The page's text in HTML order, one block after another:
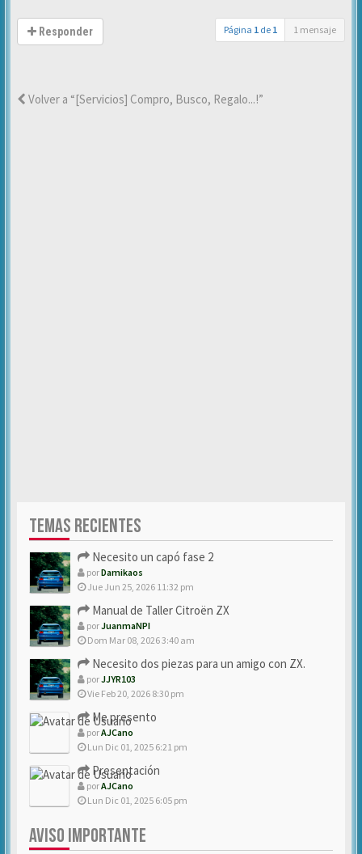
Responder Página 1 de 1 1 mensaje
Volver a “[Servicios] Compro, Busco, Regalo...!”
TEMAS RECIENTES
Necesito un capó fase 2
porDamikaos
Jue Jun 25, 2026 11:32 pm
Manual de Taller Citroën ZX
porJuanmaNPI
Dom Mar 08, 2026 3:40 am
Necesito dos piezas para un amigo con ZX.
porJJYR103
Vie Feb 20, 2026 8:30 pm
Me presento
porAJCano
Lun Dic 01, 2025 6:21 pm
Presentación
porAJCano
Lun Dic 01, 2025 6:05 pm
AVISO IMPORTANTE